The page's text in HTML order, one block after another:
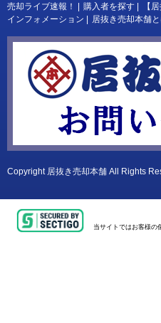
売却ライブ速報！ 購入者を探す 【
インフォメーション
居抜き売却本舗
Copyright 居抜き売却本舗 All Rights
当サイトではお客様の